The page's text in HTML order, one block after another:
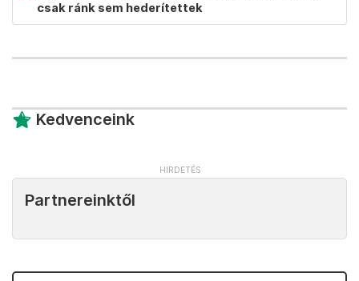
csak ránk sem hederítettek
Kedvenceink
Partnereinktől